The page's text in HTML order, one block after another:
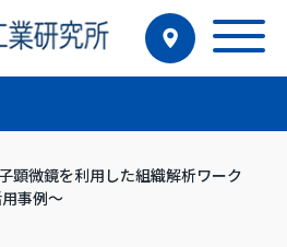
顕微鏡を利用した組織解析ワーク
事例～